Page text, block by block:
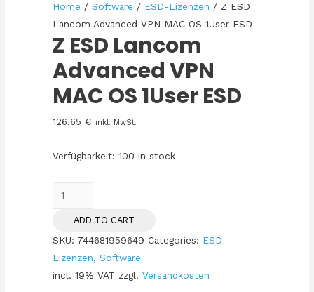
Home /Software / ESD-Lizenzen / Z ESD
Lancom Advanced VPN MAC OS 1User ESD
Z ESD Lancom
Advanced VPN
MAC OS 1User ESD
126,65€ inkl. MwSt.
Verfügbarkeit: 100 in stock
Lancom
Advanced
VPN
MAC
ADD TO CART
SKU: 744681959649 Categories: ESD-
Lizenzen,Software
incl. 19% VAT zzgl.Versandkosten